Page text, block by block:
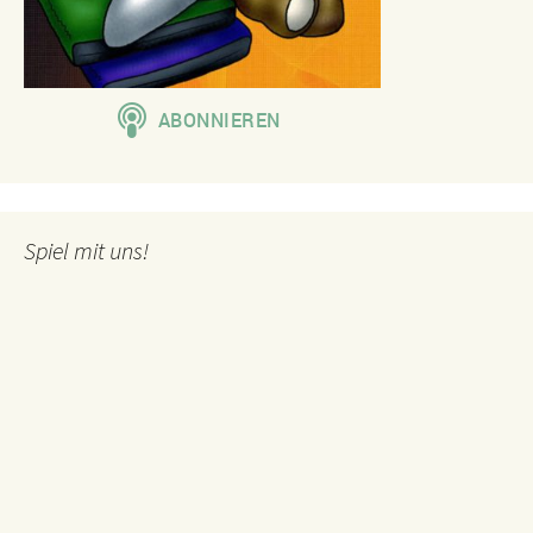
Spiel mit uns!